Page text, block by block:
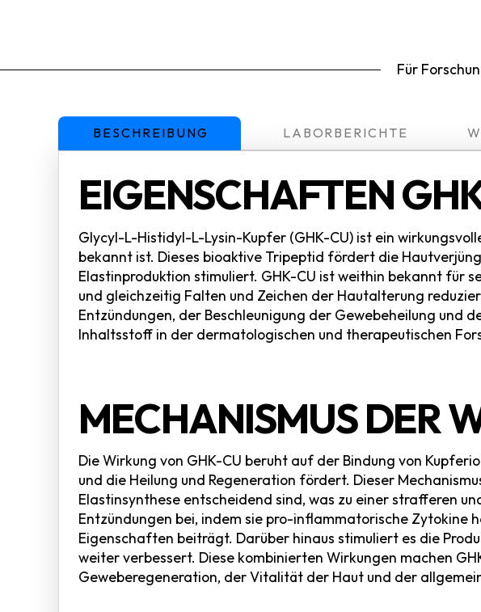
Für
BESCHREIBUNG LABORBERICHTE
EIGENSCHAFTEN
Glycyl-L-Histidyl-L-Lysin-Kupfer (GHK-CU) ist ein
bekannt ist. Dieses bioaktive Tripeptid fördert die
Elastinproduktion stimuliert. GHK-CU ist weithin bekannt für
und gleichzeitig Falten und Zeichen der Hautalterung
Entzündungen, der Beschleunigung der Gewebeheilung und
Inhaltsstoff in der dermatologischen und therapeutischen
MECHANISMUS DER
Die Wirkung von GHK-CU beruht auf der Bindung von
und die Heilung und Regeneration fördert. Dieser
Elastinsynthese entscheidend sind, was zu einer strafferen
Entzündungen bei, indem sie pro-inflammatorische Zytokine
Eigenschaften beiträgt. Darüber hinaus stimuliert es die
weiter verbessert. Diese kombinierten Wirkungen machen
Geweberegeneration, der Vitalität der Haut und der